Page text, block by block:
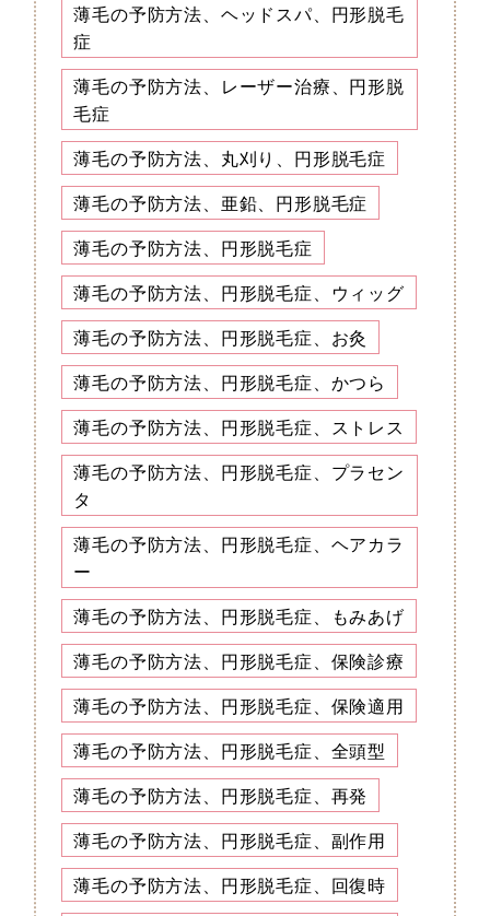
薄毛の予防方法、ヘッドスパ、円形脱毛
症
薄毛の予防方法、レーザー治療、円形脱
毛症
薄毛の予防方法、丸刈り、円形脱毛症
薄毛の予防方法、亜鉛、円形脱毛症
薄毛の予防方法、円形脱毛症
薄毛の予防方法、円形脱毛症、ウィッグ
薄毛の予防方法、円形脱毛症、お灸
薄毛の予防方法、円形脱毛症、かつら
薄毛の予防方法、円形脱毛症、ストレス
薄毛の予防方法、円形脱毛症、プラセン
タ
薄毛の予防方法、円形脱毛症、ヘアカラ
ー
薄毛の予防方法、円形脱毛症、もみあげ
薄毛の予防方法、円形脱毛症、保険診療
薄毛の予防方法、円形脱毛症、保険適用
薄毛の予防方法、円形脱毛症、全頭型
薄毛の予防方法、円形脱毛症、再発
薄毛の予防方法、円形脱毛症、副作用
薄毛の予防方法、円形脱毛症、回復時